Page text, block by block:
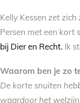
Kelly Kessen zet
Persen met een kort
bij Dier en Recht. Ik
Waarom ben je zo
De korte snuiten
waardoor het